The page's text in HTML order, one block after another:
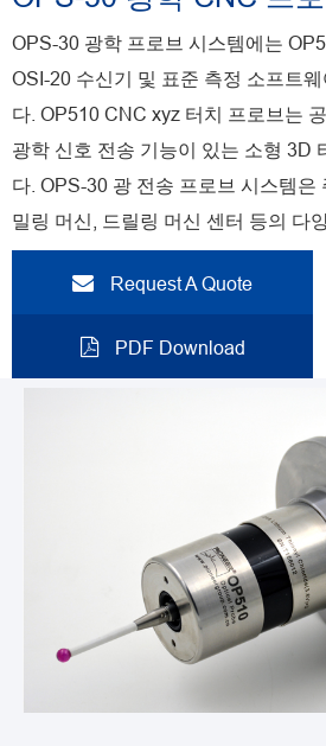
OPS-30 광학 프로브 시스템에는
OSI-20 수신기 및 표준 측정 소프트
다. OP510 CNC xyz 터치 프로브는
광학 신호 전송 기능이 있는 소형 3D
다. OPS-30 광 전송 프로브 시스템은
밀링 머신, 드릴링 머신 센터 등의 다
Request A Quote
PDF Download